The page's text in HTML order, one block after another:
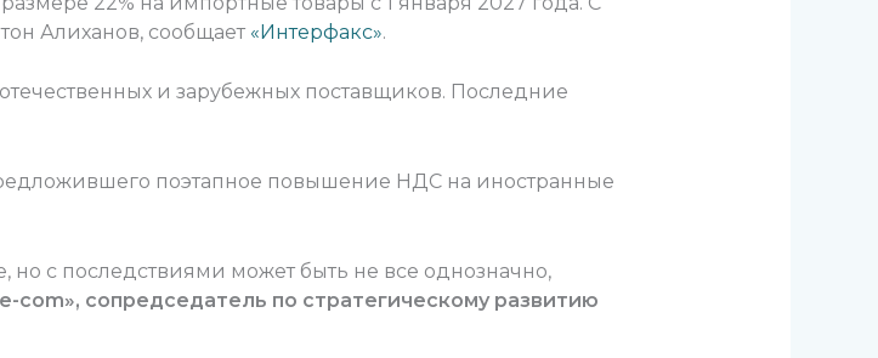
Алиханов, сообщает «Интерфакс».
и зарубежных поставщиков. Последние
поэтапное повышение НДС на иностранные
с последствиями может быть не все однозначно,
com», сопредседатель по стратегическому развитию